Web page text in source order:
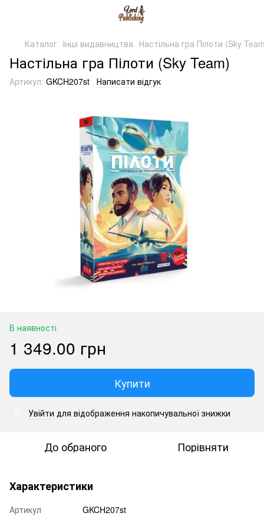
Каталог Інші видавництва Настільна гра Пілоти (Sky
Настільна гра Пілоти (Sky Team)
Артикул: GKCH207st Написати відгук
В наявності
1 349.00 грн
Купити
Увійти для відображення накопичувальної знижки
До обраного Порівняти
Характеристики
Артикул
GKCH207st